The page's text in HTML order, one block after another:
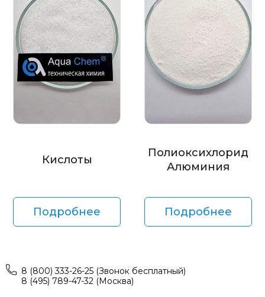
Кислоты
Подробнее
Полиоксихлорид
Алюминия
Подробнее
8 (800) 333-26-25 (Звонок бесплатный)
8 (495) 789-47-32 (Москва)